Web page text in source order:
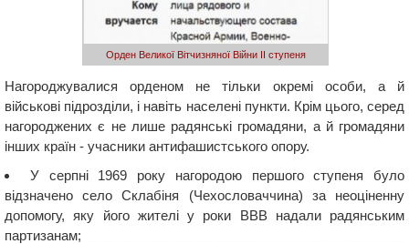
Орден Великої Вітчизняної Війни ІІ ступеня
Нагороджувалися орденом не тільки окремі особи, а й
військові підрозділи, і навіть населені пункти. Крім цього, серед
нагороджених є не лише радянські громадяни, а й громадяни
інших країн - учасники антифашистського опору.
У серпні 1969 року нагородою першого ступеня було
відзначено село Склабіня (Чехословаччина) за неоціненну
допомогу, яку його жителі у роки ВВВ надали радянським
партизанам;